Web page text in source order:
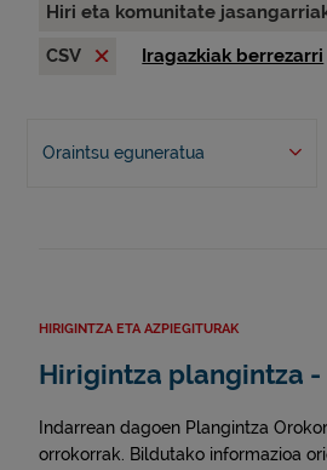
Hiri eta komunitate
CSV
Iragazkiak berrezarri
Oraintsu eguneratua
HIRIGINTZA ETA AZPIEGITURAK
Hirigintza plangintza -
Indarrean dagoen Plangintza
orrokorrak. Bildutako informazioa